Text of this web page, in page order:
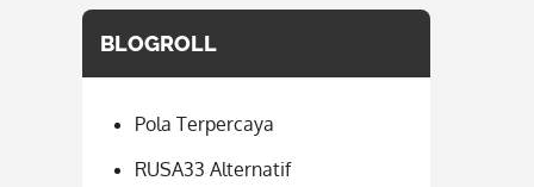
BLOGROLL
Pola Terpercaya
RUSA33 Alternatif